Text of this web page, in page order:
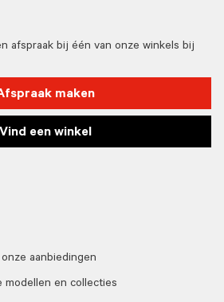
afspraak bij één van onze winkels bij
maken
Vind een winkel
aanbiedingen
en collecties